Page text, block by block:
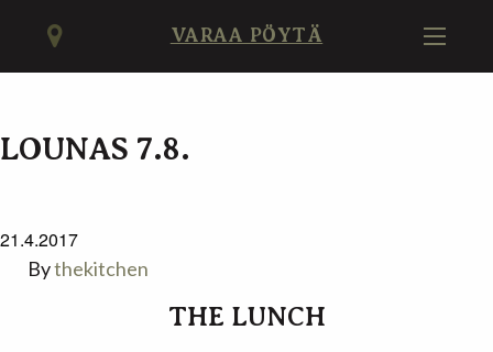
VARAA PÖYTÄ
LOUNAS 7.8.
21.4.2017
Bythekitchen
THE LUNCH